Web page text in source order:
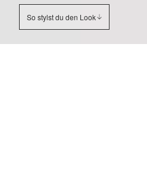
So stylst du den Look